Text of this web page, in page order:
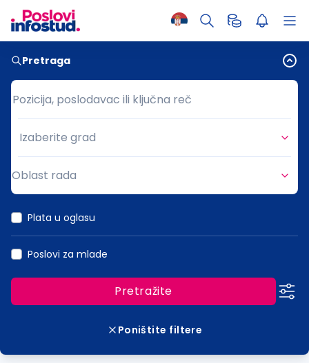
Pretraga
Pozicija, poslodavac ili ključna reč
Pozicija, poslodavac ili ključna reč
Grad
Izaberite grad
Oblast rada
Plata u oglasu
Poslovi za mlade
Pretražite
Poništite filtere